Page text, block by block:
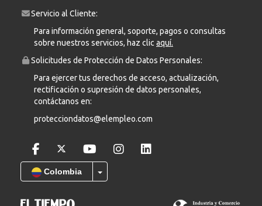
Servicio al Cliente:
Para información general, soporte, pagos o consultas
sobre nuestros servicios, haz clicaquí.
Solicitudes de Protección de Datos Personales:
Para ejercer tus derechos de acceso, actualización,
rectificación o supresión de datos personales,
contáctanos en:
protecciondatos@elempleo.com
Colombia